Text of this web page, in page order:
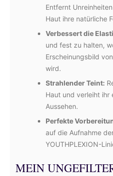
Entfernt
Haut ihre natürliche
Verbessert die
und fest zu halten,
Erscheinungsbild
wird.
Strahlender Teint:
Haut und verleiht ihr
Aussehen.
Perfekte
auf die Aufnahme
YOUTHPLEXION-
MEIN